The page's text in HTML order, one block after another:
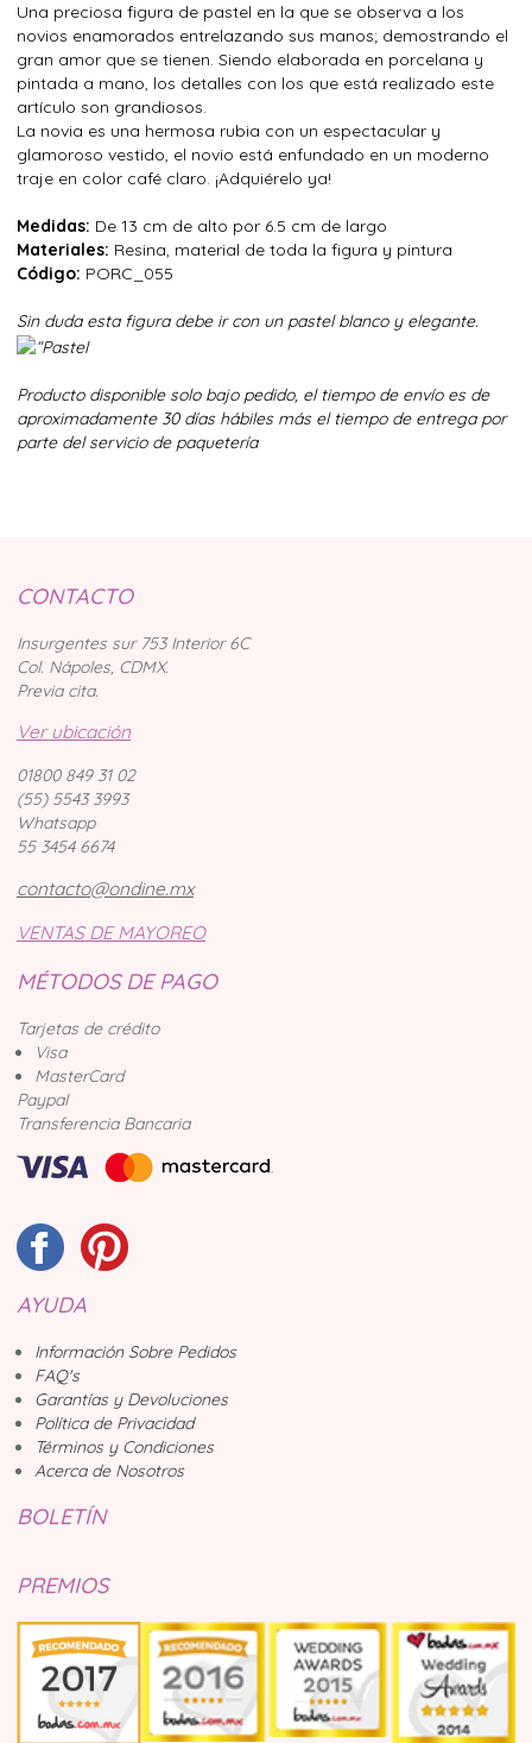
Una preciosa figura de pastel en la que se observa a los
novios enamorados entrelazando sus manos; demostrando el
gran amor que se tienen. Siendo elaborada en porcelana y
pintada a mano, los detalles con los que está realizado este
artículo son grandiosos.
La novia es una hermosa rubia con un espectacular y
glamoroso vestido, el novio está enfundado en un moderno
traje en color café claro. ¡Adquiérelo ya!
Medidas: De 13 cm de alto por 6.5 cm de largo
Materiales: Resina, material de toda la figura y pintura
Código: PORC_055
Sin duda esta figura debe ir con un pastel blanco y elegante.
Producto disponible solo bajo pedido, el tiempo de envío es de
aproximadamente 30 días hábiles más el tiempo de entrega por
parte del servicio de paquetería
CONTACTO
Insurgentes sur 753 Interior 6C
Col. Nápoles, CDMX.
Previa cita.
Ver ubicación
01800 849 31 02
(55) 5543 3993
Whatsapp
55 3454 6674
contacto@ondine.mx
VENTAS DE MAYOREO
MÉTODOS DE PAGO
Tarjetas de crédito
Visa
MasterCard
Paypal
Transferencia Bancaria
AYUDA
Información Sobre Pedidos
FAQ's
Garantías y Devoluciones
Política de Privacidad
Términos y Condiciones
Acerca de Nosotros
BOLETÍN
PREMIOS